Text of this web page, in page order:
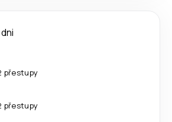
přestupy
přestupy